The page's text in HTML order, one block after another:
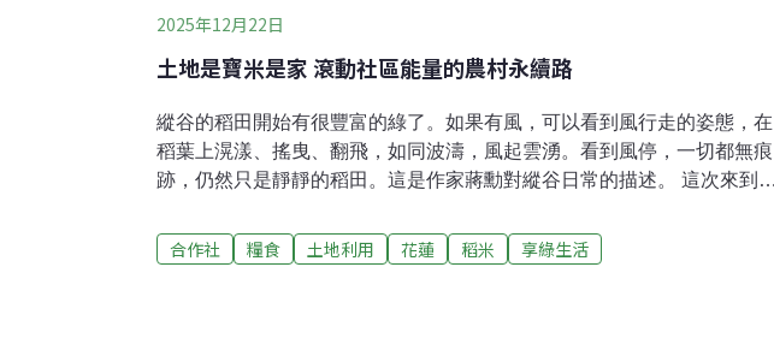
2025年12月22日
土地是寶米是家 滾動社區能量的農村永續路
縱谷的稻田開始有很豐富的綠了。如果有風，可以看到風行走的姿態，在
稻葉上滉漾、搖曳、翻飛，如同波濤，風起雲湧。看到風停，一切都無痕
跡，仍然只是靜靜的稻田。這是作家蔣勳對縱谷日常的描述。 這次來到位
更迭。這裡屬於縱谷地形，氣候高溫潮濕、日照短、水質潔淨，再加上沖
積平原黏土成分高，成為適合種植稻米的地點。主要的稻米品種為「高雄
合作社 糧食 土地利用 花蓮 稻米 享綠生活